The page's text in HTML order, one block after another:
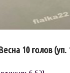
10 голов